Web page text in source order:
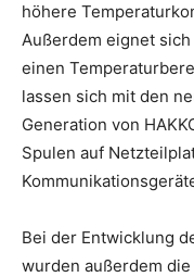
höhere
Außerdem eignet
einen
lassen sich mit den
Generation von
Spulen auf
Bei der Entwicklung
wurden außerdem